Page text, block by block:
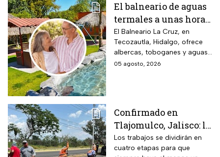
El balneario de aguas
termales a unas horas
de Naucalpan con
entrada desde $100
pesos para este grupo
de adultos mayores
El Balneario La Cruz, en
Tecozautla, Hidalgo, ofrece
albercas, toboganes y aguas
termales, con tarifas
05 agosto, 2026
Confirmado en
Tlajomulco, Jalisco: la
avenida Jesús Michel
(ex 8 de Julio) seguirá
Los trabajos se dividirán en
cuatro etapas para que